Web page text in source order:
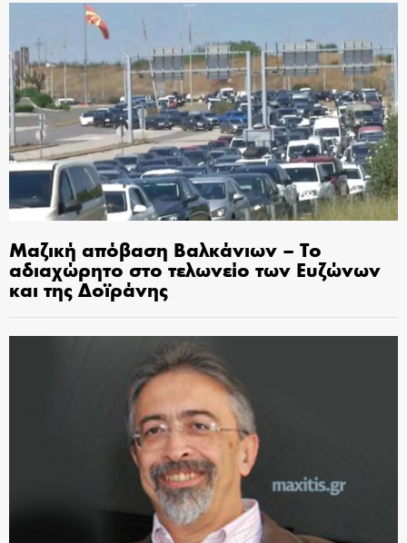
Μαζική απόβαση Βαλκάνιων – Το
αδιαχώρητο στο τελωνείο των Ευζώνων
και της Δοϊράνης